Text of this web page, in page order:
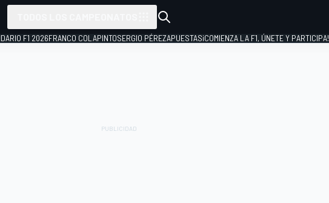
F1 2026FRANCO COLAPINTOSERGIO PÉREZAPUESTAS¡COMIENZA LA F1, ÚNETE Y PARTICIPA!